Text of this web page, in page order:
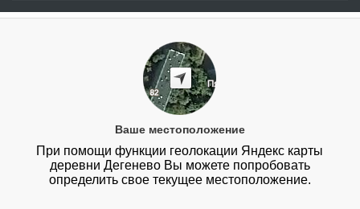
Ваше местоположение
При помощи функции геолокации Яндекс карты
деревни Дегенево Вы можете попробовать
определить свое текущее местоположение.